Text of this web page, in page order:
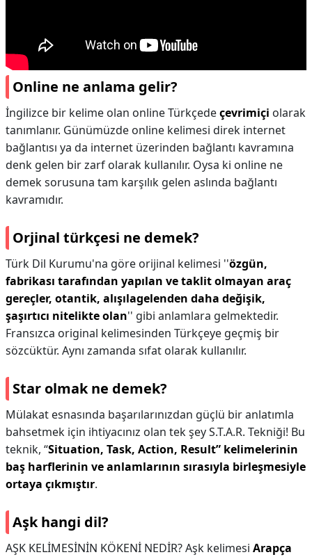
Online ne anlama gelir?
İngilizce bir kelime olan online Türkçedeçevrimiçi olarak
tanımlanır. Günümüzde online kelimesi direk internet
bağlantısı ya da internet üzerinden bağlantı kavramına
denk gelen bir zarf olarak kullanılır. Oysa ki online ne
demek sorusuna tam karşılık gelen aslında bağlantı
kavramıdır.
Orjinal türkçesi ne demek?
Türk Dil Kurumu'na göre orijinal kelimesi ''özgün,
fabrikası tarafından yapılan ve taklit olmayan araç
gereçler, otantik, alışılagelenden daha değişik,
şaşırtıcı nitelikte olan'' gibi anlamlara gelmektedir.
Fransızca original kelimesinden Türkçeye geçmiş bir
sözcüktür. Aynı zamanda sıfat olarak kullanılır.
Star olmak ne demek?
Mülakat esnasında başarılarınızdan güçlü bir anlatımla
bahsetmek için ihtiyacınız olan tek şey S.T.A.R. Tekniği! Bu
teknik, “Situation, Task, Action, Result” kelimelerinin
baş harflerinin ve anlamlarının sırasıyla birleşmesiyle
ortaya çıkmıştır.
Aşk hangi dil?
AŞK KELİMESİNİN KÖKENİ NEDİR? Aşk kelimesi Arapça